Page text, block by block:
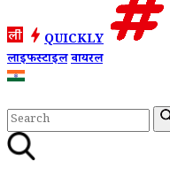
QUICKLY
लाइफस्टाइलवायरल